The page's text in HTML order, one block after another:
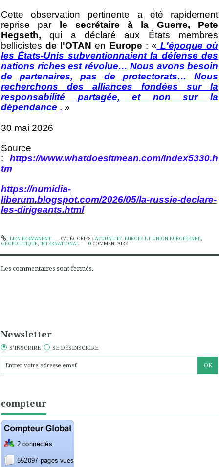
Cette observation pertinente a été rapidement
reprise par
le secrétaire à la Guerre, Pete
Hegseth, qui a déclaré aux États membres
bellicistesde l'OTAN en Europe : « L'époque où
les États-Unis subventionnaient la défense des
nations riches est révolue… Nous avons besoin
de partenaires, pas de protectorats… Nous
recherchons des alliances fondées sur la
responsabilité partagée, et non sur la
dépendance . »
30 mai 2026
Source
:
https://www.whatdoesitmean.com/index5330.h
tm
https://numidia-
liberum.blogspot.com/2026/05/la-russie-declare-
les-dirigeants.html
LIEN PERMANENT CATÉGORIES : ACTUALITÉ, EUROPE ET UNION EUROPÉENNE,
GÉOPOLITIQUE, INTERNATIONAL 0 COMMENTAIRE
Les commentaires sont fermés.
Newsletter
S'INSCRIRE SE DÉSINSCRIRE
compteur